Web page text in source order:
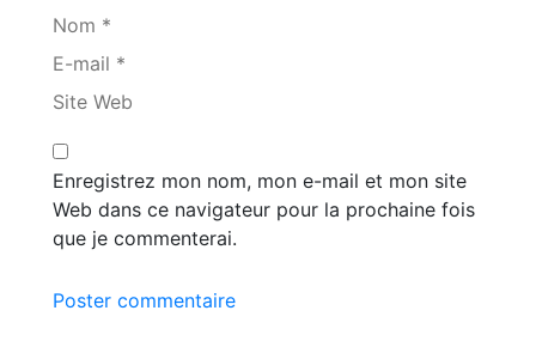
Nom *
E-mail *
Site Web
Enregistrez mon nom, mon e-mail et mon site
Web dans ce navigateur pour la prochaine fois
que je commenterai.
Poster commentaire